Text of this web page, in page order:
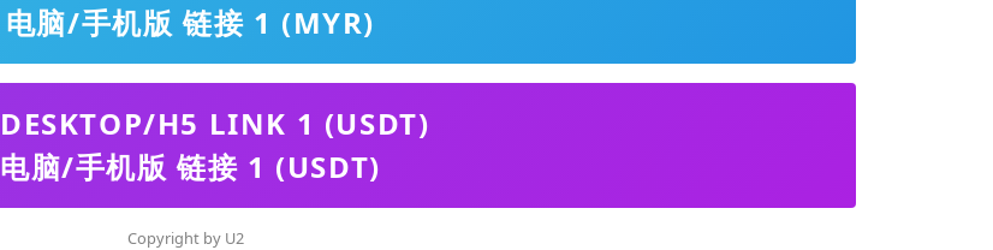
电脑/手机版 链接 1 (MYR)
DESKTOP/H5 LINK 1 (USDT)
电脑/手机版 链接 1 (USDT)
Copyright by U2